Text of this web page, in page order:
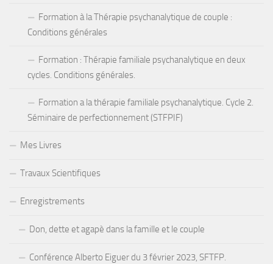
Formation à la Thérapie psychanalytique de couple :
Conditions générales
Formation : Thérapie familiale psychanalytique en deux
cycles. Conditions générales.
Formation a la thérapie familiale psychanalytique. Cycle 2.
Séminaire de perfectionnement (STFPIF)
Mes Livres
Travaux Scientifiques
Enregistrements
Don, dette et agapè dans la famille et le couple
Conférence Alberto Eiguer du 3 février 2023, SFTFP.